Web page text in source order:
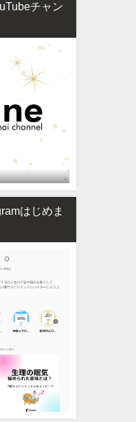
チャン
はじめま